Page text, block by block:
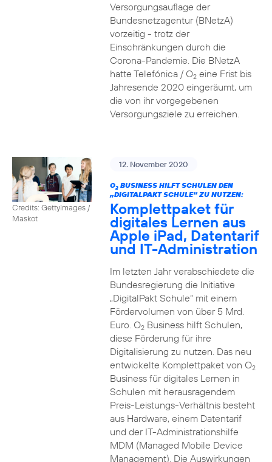
Versorgungsauflage der
Bundesnetzagentur (BNetzA)
vorzeitig - trotz der
Einschränkungen durch die
Corona-Pandemie. Die BNetzA
hatte Telefónica / O2eine Frist bis
Jahresende 2020 eingeräumt, um
die von ihr vorgegebenen
Versorgungsziele zu erreichen.
Credits: GettyImages /
Maskot
12. November 2020
O2BUSINESS HILFT SCHULEN DEN
„DIGITALPAKT SCHULE“ ZU NUTZEN:
Komplettpaket für
digitales Lernen aus
Apple iPad, Datentarif
und IT-Administration
Im letzten Jahr verabschiedete die
Bundesregierung die Initiative
„DigitalPakt Schule“ mit einem
Fördervolumen von über 5 Mrd.
Euro. O2Business hilft Schulen,
diese Förderung für ihre
Digitalisierung zu nutzen. Das neu
entwickelte Komplettpaket von O2
Business für digitales Lernen in
Schulen mit herausragendem
Preis-Leistungs-Verhältnis besteht
aus Hardware, einem Datentarif
und der IT-Administrationshilfe
MDM (Managed Mobile Device
Management). Die Auswirkungen